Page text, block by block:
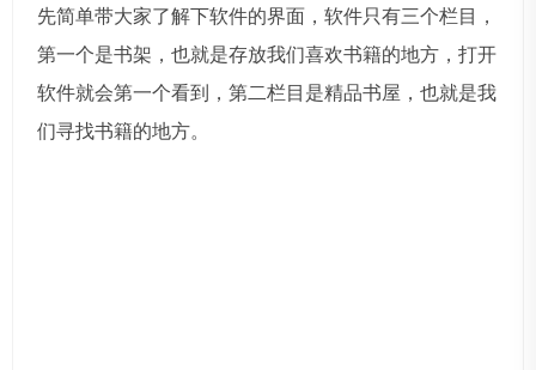
先简单带大家了解下软件的界面，软件只有三个栏目，
第一个是书架，也就是存放我们喜欢书籍的地方，打开
软件就会第一个看到，第二栏目是精品书屋，也就是我
们寻找书籍的地方。